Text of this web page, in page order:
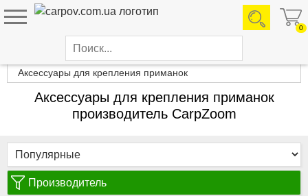
0
Каталог товаров
Аксессуары для крепления приманок
Аксессуары для крепления приманок
производитель CarpZoom
Производитель